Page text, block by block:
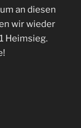
an diesen
wir wieder
Heimsieg.